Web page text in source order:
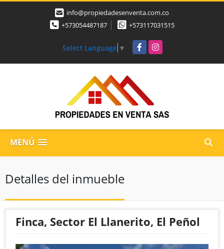
info@propiedadesenventa.com.co
+573054487187
+573117031515
Select Language ▼ FacebookInstagram
MENÚ
Detalles del inmueble
Finca, Sector El Llanerito, El Peñol